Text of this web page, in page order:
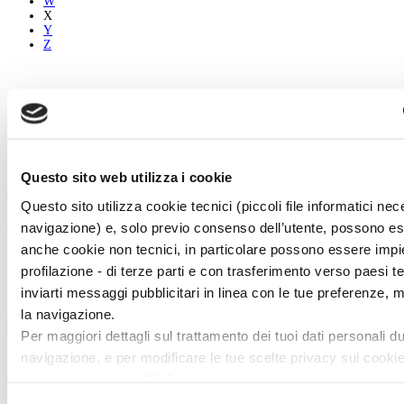
Questo sito web utilizza i cookie
Questo sito utilizza cookie tecnici (piccoli file informatici
navigazione) e, solo previo consenso dell’utente, possono
anche cookie non tecnici, in particolare possono essere
profilazione - di terze parti e con trasferimento verso paesi
inviarti messaggi pubblicitari in linea con le tue preferenze,
la navigazione.
Per maggiori dettagli sul trattamento dei tuoi dati personali
navigazione, e per modificare le tue scelte privacy sui
X
Y
Z
Biography
The Works
Twitter
Tweets di @artedossier
100 Mostre
Chi Siamo